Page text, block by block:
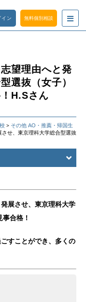
イン 無料個別相談
望理由へと発
選抜（女子）
H.Sさん
> その他 AO・推薦・帰国生
せ、東京理科大学総合型選抜
展させ、東京理科大学
合格！
すことができ、多くの